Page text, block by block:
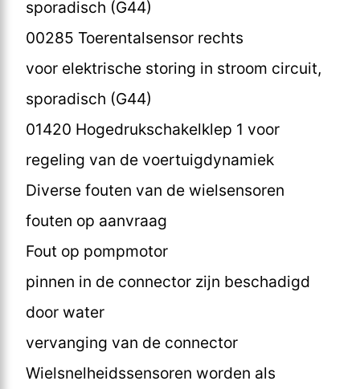
sporadisch (G44)
00285 Toerentalsensor rechts
voor elektrische storing in stroom circuit,
sporadisch (G44)
01420 Hogedrukschakelklep 1 voor
regeling van de voertuigdynamiek
Diverse fouten van de wielsensoren
fouten op aanvraag
Fout op pompmotor
pinnen in de connector zijn beschadigd
door water
vervanging van de connector
Wielsnelheidssensoren worden als